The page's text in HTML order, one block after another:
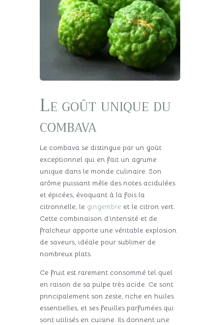
Le goût unique du
combava
Le combava se distingue par un goût
exceptionnel qui en fait un agrume
unique dans le monde culinaire. Son
arôme puissant mêle des notes acidulées
et épicées, évoquant à la fois la
citronnelle, le gingembre et le citron vert.
Cette combinaison d’intensité et de
fraîcheur apporte une véritable explosion
de saveurs, idéale pour sublimer de
nombreux plats.
Ce fruit est rarement consommé tel quel
en raison de sa pulpe très acide. Ce sont
principalement son zeste, riche en huiles
essentielles, et ses feuilles parfumées qui
sont utilisés en cuisine. Ils donnent une